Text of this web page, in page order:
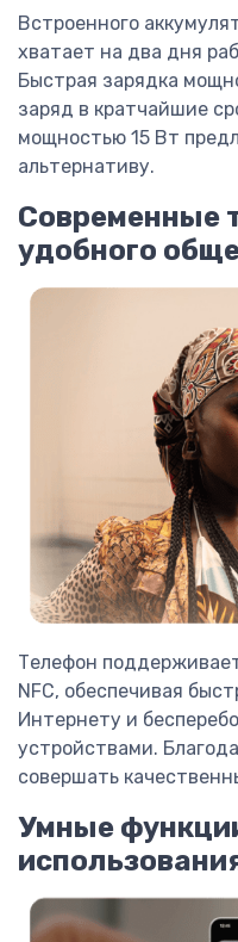
Встроенного
хватает на два дня
Быстрая зарядка
заряд в кратчайшие
мощностью 15 Вт
альтернативу.
Современные
удобного
Телефон
NFC, обеспечивая
Интернету и
устройствами.
совершать
Умные